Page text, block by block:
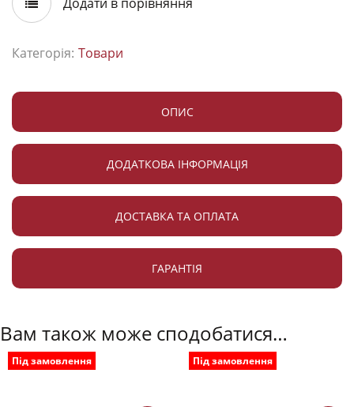
Категорія: Товари
ОПИС
ДОДАТКОВА ІНФОРМАЦІЯ
ДОСТАВКА ТА ОПЛАТА
ГАРАНТІЯ
Вам також може сподобатися…
Під замовлення Під замовлення